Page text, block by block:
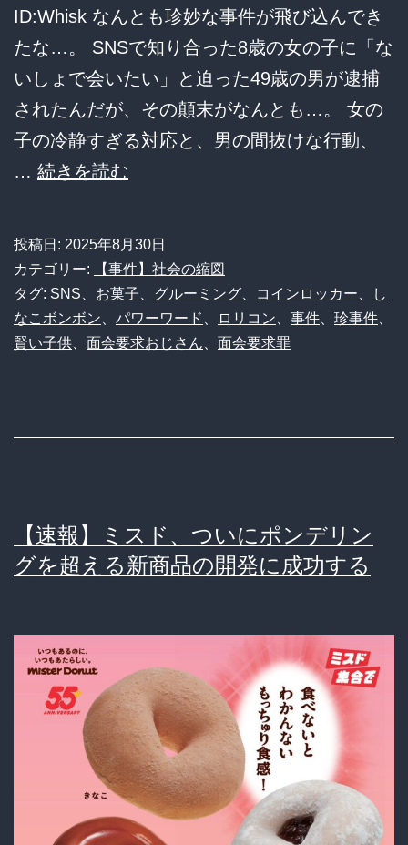
ア
ル
な
声！
ID:Whisk なんとも珍妙な事件が飛び込んでき
たな…。 SNSで知り合った8歳の女の子に「な
いしょで会いたい」と迫った49歳の男が逮捕
されたんだが、その顛末がなんとも…。 女の
子の冷静すぎる対応と、男の間抜けな行動、
… 続きを読む
東
京
か
ら
菓
子
運
び
逮
捕…
8
歳
女
投稿日: 2025年8月30日
カテゴリー:
【事件】社会の縮図
タグ: SNS お菓子 グルーミング コインロッカー
し
なこボンボン
パワーワード ロリコン 事件 珍事件
賢い子供
面会要求おじさん 面会要求罪
【速報】ミスド、ついにポンデリン
グを超える新商品の開発に成功する